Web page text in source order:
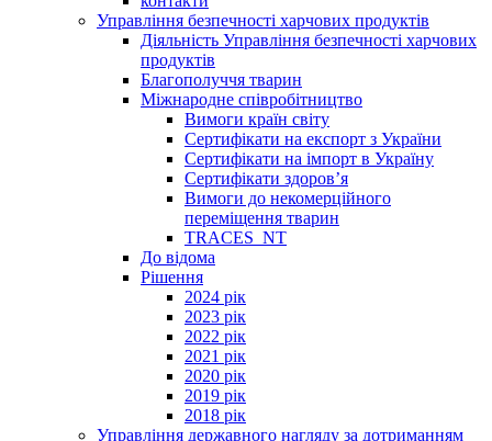
Управління безпечності харчових продуктів
Діяльність Управління безпечності харчових
продуктів
Благополуччя тварин
Міжнародне співробітництво
Вимоги країн світу
Сертифікати на експорт з України
Сертифікати на імпорт в Україну
Сертифікати здоров’я
Вимоги до некомерційного
переміщення тварин
TRACES_NT
До відома
Рішення
2024 рік
2023 рік
2022 рік
2021 рік
2020 рік
2019 рік
2018 рік
Управління державного нагляду за дотриманням